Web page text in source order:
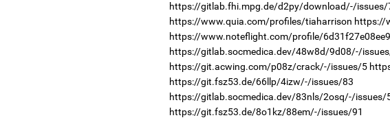
https://gitlab.fhi.mpg.de/d2py/download/-/issues/
https://www.quia.com/profiles/tiaharrison https://
https://www.noteflight.com/profile/
https://gitlab.socmedica.dev/48w8d/9d08/-/
https://git.acwing.com/p08z/crack/-/issues/5
https://git.fsz53.de/66llp/4izw/-/issues/83
https://gitlab.socmedica.dev/83nls/2osq/-/issues/
https://git.fsz53.de/8o1kz/88em/-/issues/91